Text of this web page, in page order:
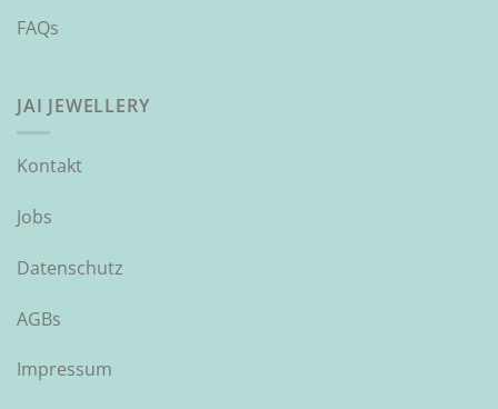
FAQs
JAI JEWELLERY
Kontakt
Jobs
Datenschutz
AGBs
Impressum